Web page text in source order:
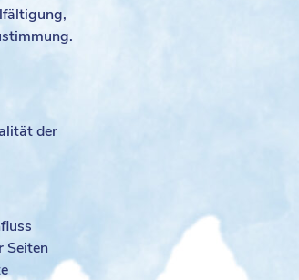
der
Seiten